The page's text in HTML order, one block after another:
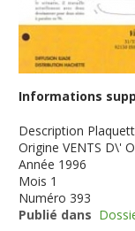
Informations
Description
Origine VENTS D\'
Année 1996
Mois 1
Numéro 393
Publié dans